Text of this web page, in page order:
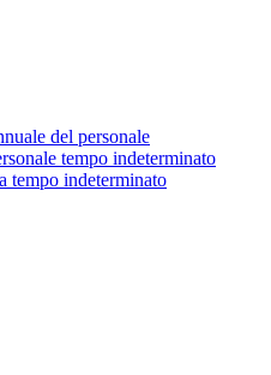
del personale
tempo indeterminato
tempo indeterminato